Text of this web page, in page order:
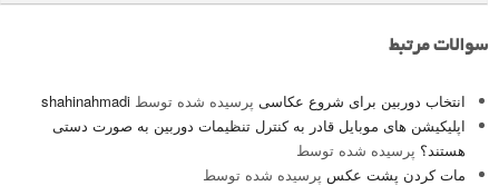
سوالات مرتبط
انتخاب دوربین برای شروع عکاسی پرسیده شده توسط shahinahmadi
اپلیکیشن های موبایل قادر به کنترل تنظیمات دوربین به صورت دستی
هستند؟ پرسیده شده توسط
مات کردن پشت عکس پرسیده شده توسط